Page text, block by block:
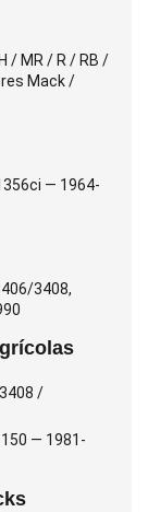
/ MR / R / RB /
Mack /
— 1964-
3408,
/
— 1981-